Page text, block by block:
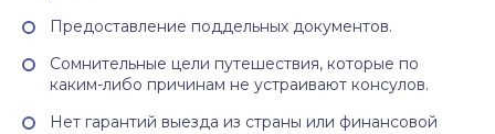
Предоставление поддельных документов.
Сомнительные цели путешествия, которые по
каким-либо причинам не устраивают консулов.
Нет гарантий выезда из страны или финансовой